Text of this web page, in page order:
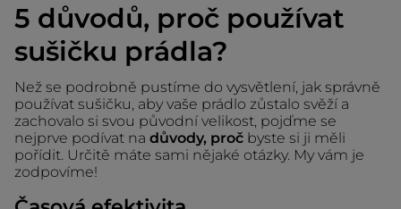
5 důvodů, proč používat
sušičku prádla?
Než se podrobně pustíme do vysvětlení, jak správně
používat sušičku, aby vaše prádlo zůstalo svěží a
zachovalo si svou původní velikost, pojďme se
nejprve podívat na důvody, proč byste si ji měli
pořídit. Určitě máte sami nějaké otázky. My vám je
zodpovíme!